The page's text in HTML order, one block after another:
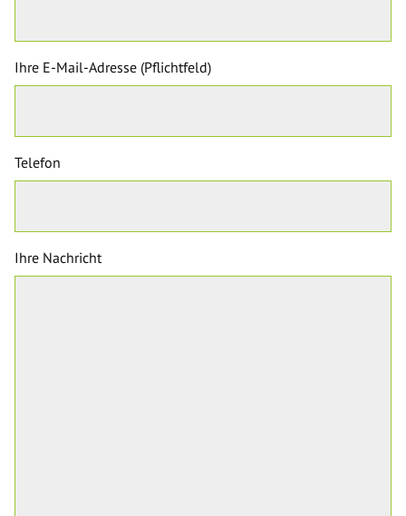
Ihre E-Mail-Adresse (Pflichtfeld)
Telefon
Ihre Nachricht